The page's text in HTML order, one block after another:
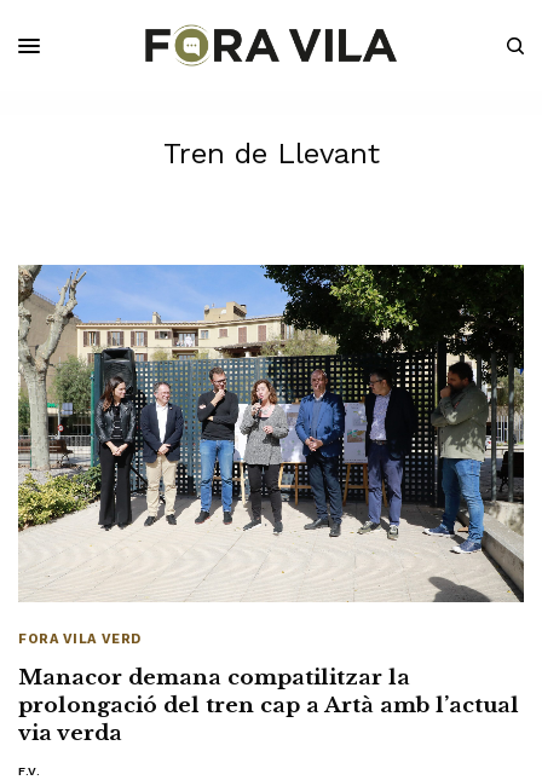
Tren de Llevant
FORA VILA VERD
Manacor demana compatilitzar la
prolongació del tren cap a Artà amb l’actual
via verda
F.V.